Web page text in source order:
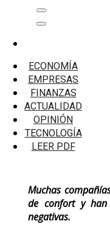
Menú
principal
ECONOMÍA
EMPRESAS
FINANZAS
ACTUALIDAD
OPINIÓN
TECNOLOGÍA
LEER PDF
Detecte las seis
confort
Detecte las
zona de
Muchas
de confort y han
negativas.